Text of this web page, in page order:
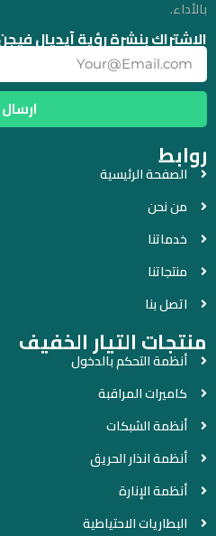
بالأداء.
الإشتراك بنشرة رؤية آيديال
ارسال
روابط
الصفحة الرئيسية
من نحن
خدماتنا
منتجاتنا
اتصل بنا
منتجات التيار الخفيف
أنظمة التحكم بالدخول
كاميرات المراقبة
أنظمة الشبكات
أنظمة انذار الحريق
أنظمة الإنارة
البطاريات الاحتياطية